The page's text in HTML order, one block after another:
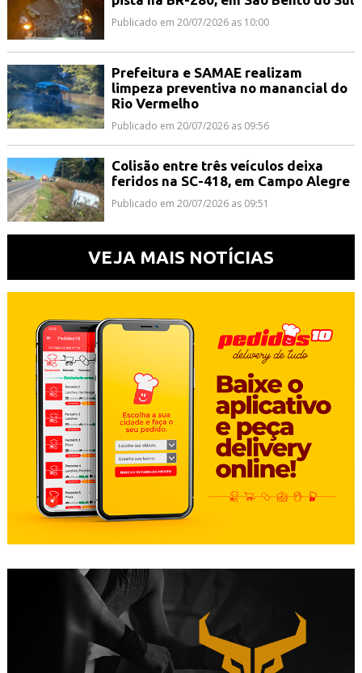
Publicado em 20/07/2026 as 10:00
Prefeitura e SAMAE realizam
limpeza preventiva no manancial do
Rio Vermelho
Publicado em 20/07/2026 as 09:56
Colisão entre três veículos deixa
feridos na SC-418, em Campo Alegre
Publicado em 20/07/2026 as 09:51
VEJA MAIS NOTÍCIAS